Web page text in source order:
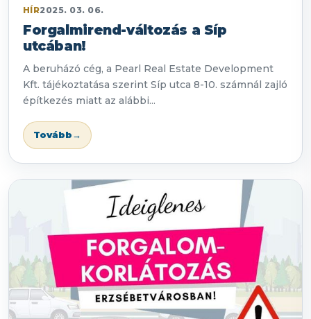
HÍR2025. 03. 06.
Forgalmirend-változás a Síp
utcában!
A beruházó cég, a Pearl Real Estate Development
Kft. tájékoztatása szerint Síp utca 8-10. számnál zajló
építkezés miatt az alábbi...
Tovább→